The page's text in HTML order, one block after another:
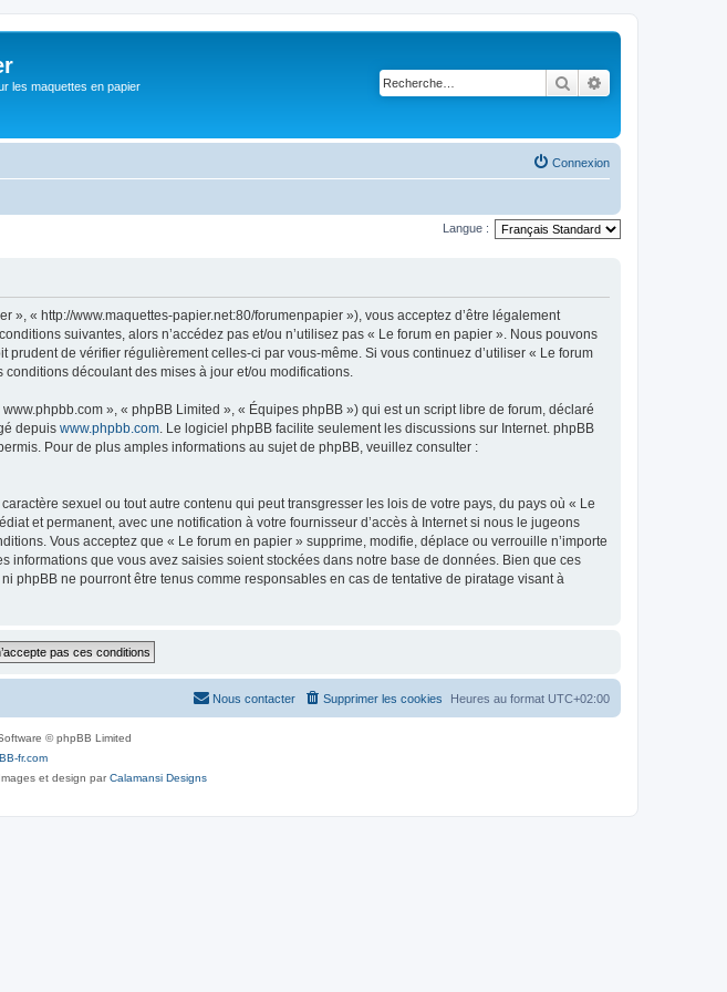
les maquettes en papier Rechercher
Connexion
Langue :
« http://www.maquettes-papier.net:80/forumenpapier »), vous acceptez d’être légalement
suivantes, alors n’accédez pas et/ou n’utilisez pas « Le forum en papier ». Nous pouvons
de vérifier régulièrement celles-ci par vous-même. Si vous continuez d’utiliser « Le forum
découlant des mises à jour et/ou modifications.
», « phpBB Limited », « Équipes phpBB ») qui est un script libre de forum, déclaré
depuis www.phpbb.com . Le logiciel phpBB facilite seulement les discussions sur Internet. phpBB
Pour de plus amples informations au sujet de phpBB, veuillez consulter :
sexuel ou tout autre contenu qui peut transgresser les lois de votre pays, du pays où « Le
et permanent, avec une notification à votre fournisseur d’accès à Internet si nous le jugeons
Vous acceptez que « Le forum en papier » supprime, modifie, déplace ou verrouille n’importe
que vous avez saisies soient stockées dans notre base de données. Bien que ces
phpBB ne pourront être tenus comme responsables en cas de tentative de piratage visant à
Heures au format UTC+02:00
Supprimer les cookies
Nous contacter
© phpBB Limited
fr.com
et design parCalamansi Designs